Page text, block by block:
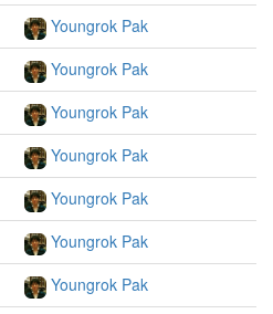
Youngrok Pak
Youngrok Pak
Youngrok Pak
Youngrok Pak
Youngrok Pak
Youngrok Pak
Youngrok Pak